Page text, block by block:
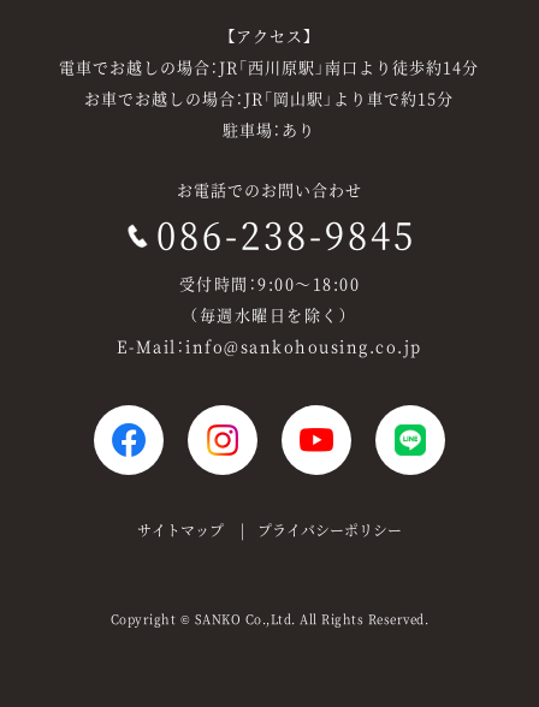
【アクセス】
電車でお越しの場合：JR「西川原駅」南口より徒歩約14分
お車でお越しの場合：JR「岡山駅」より車で約15分
駐車場：あり
お電話でのお問い合わせ
086-238-9845
受付時間：9:00～18:00
（毎週水曜日を除く）
E-Mail：info@sankohousing.co.jp
サイトマップ プライバシーポリシー
Copyright © SANKO Co.,Ltd. All Rights Reserved.